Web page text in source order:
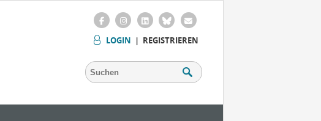
LOGIN | REGISTRIEREN